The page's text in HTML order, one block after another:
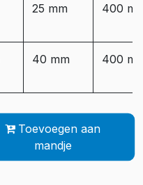
25 mm 400
40 mm 400
Toevoegen aan
mandje